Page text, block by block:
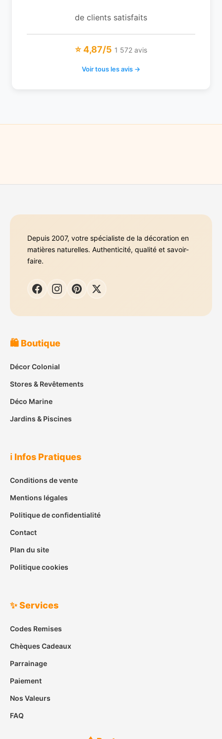
de clients satisfaits
⭐ 4,87/5 1 572 avis
Voir tous les avis →
Depuis 2007, votre spécialiste de la décoration en
matières naturelles. Authenticité, qualité et savoir-
faire.
🛍️ Boutique
Décor Colonial
Stores & Revêtements
Déco Marine
Jardins & Piscines
ℹ️ Infos Pratiques
Conditions de vente
Mentions légales
Politique de confidentialité
Contact
Plan du site
Politique cookies
✨ Services
Codes Remises
Chèques Cadeaux
Parrainage
Paiement
Nos Valeurs
FAQ